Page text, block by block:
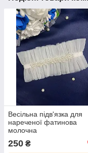
Весільна підв'язка для
нареченої фатинова
молочна
250 ₴